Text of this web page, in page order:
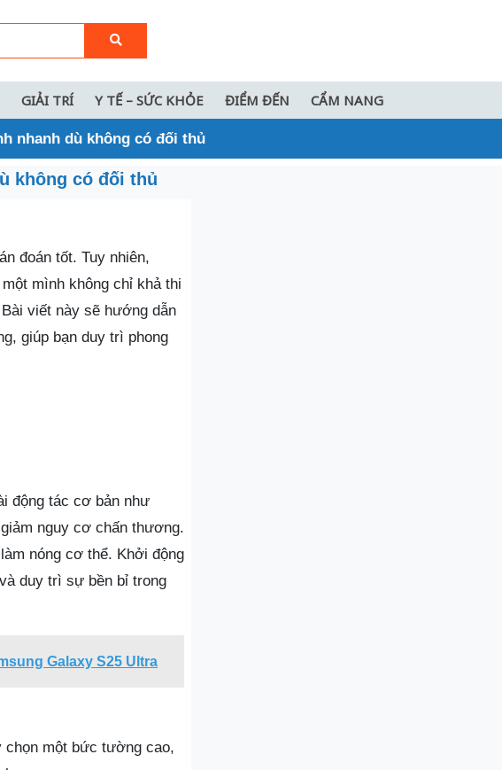
GIẢI TRÍ Y TẾ – SỨC KHỎE ĐIỂM ĐẾN CẨM NANG
nhanh dù không có đối thủ
không có đối thủ
đoán tốt. Tuy nhiên,
mình không chỉ khả thi
viết này sẽ hướng dẫn
giúp bạn duy trì phong
động tác cơ bản như
nguy cơ chấn thương.
nóng cơ thể. Khởi động
duy trì sự bền bỉ trong
Galaxy S25 Ultra
chọn một bức tường cao,